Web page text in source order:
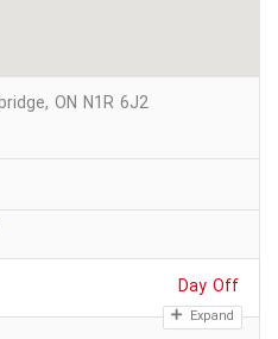
ON N1R 6J2
Day Off
Expand